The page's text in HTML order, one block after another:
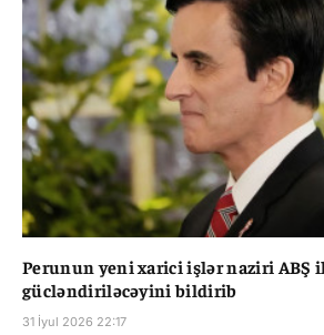
Perunun yeni xarici işlər naziri ABŞ
gücləndiriləcəyini bildirib
31 İyul 2026 22:17